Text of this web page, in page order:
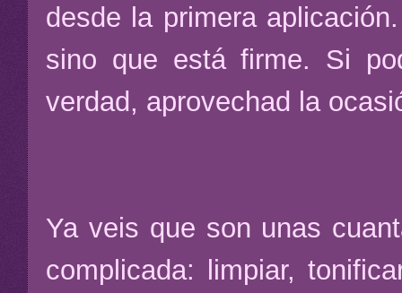
desde la primera
sino que está firme. Si
verdad, aprovechad la
Ya veis que son unas
complicada: limpiar,